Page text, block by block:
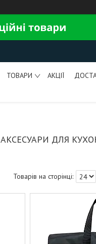
ТОВАРИ АКЦІЇ
АКСЕСУАРИ ДЛЯ